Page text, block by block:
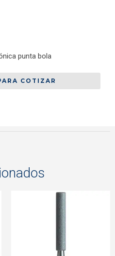
punta bola
COTIZAR